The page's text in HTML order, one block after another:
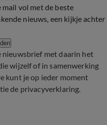
vol met de beste
nieuws, een kijkje achter
nieuwsbrief met daarin het
wijzelf of in samenwerking
kunt je op ieder moment
de privacyverklaring.